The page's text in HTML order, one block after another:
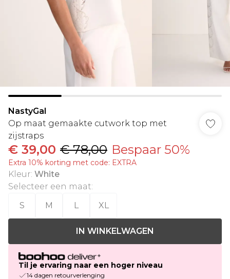
NastyGal
Op maat gemaakte cutwork top met
zijstraps
€ 39,00 € 78,00 Bespaar 50%
Extra 10% korting met code: EXTRA
Kleur: White
Selecteer een maat:
S
M L XL
IN WINKELWAGEN
Til je ervaring naar een hoger niveau
14 dagen retourverlenging